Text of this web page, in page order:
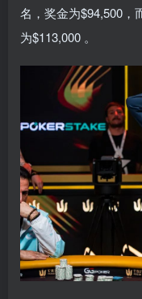
名，奖金为$94,500，
为$113,000 。